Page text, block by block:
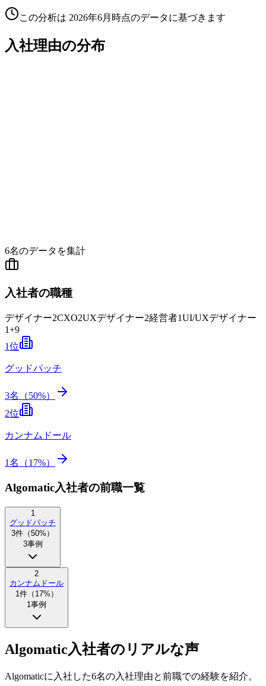
この分析は 2026年6月 時点のデータに基づきます
入社理由の分布
6名のデータを集計
入社者の職種
デザイナー2CXO2UXデザイナー2経営者1UI/UXデザイナー
1+9
1位
グッドパッチ
3名（50%）
2位
カンナムドール
1名（17%）
Algomatic入社者の前職一覧
1
グッドパッチ
3件（50%）
3事例
2
カンナムドール
1件（ 17%）
1事例
Algomatic入社者のリアルな声
Algomaticに入社した6名の入社理由と前職での経験を紹介。